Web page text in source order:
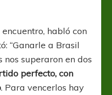
habló con
“Ganarle a Brasil
superaron en dos
perfecto, con
. Para vencerlos hay